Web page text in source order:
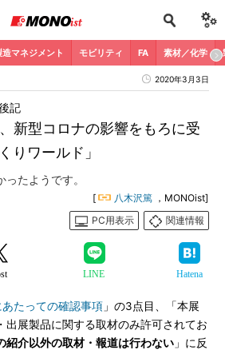
造マネジメント モビリティ FA 素材／化学
2020年3月3日
新型コロナの影響をもろに受
りワールド」
記
たようです。
[ 八木沢篤 ，MONOist]
PC用表示
関連情報
LINE Hatena
たっての確認事項 」の3点目、「本展
出展製品に関する取材のみ許可されてお
紹介以外の取材・報道は行わない 」に反